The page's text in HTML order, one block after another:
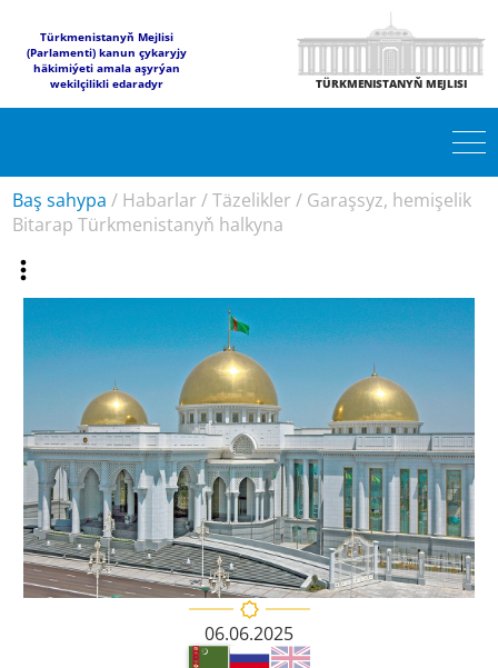
Türkmenistanyň Mejlisi
(Parlamenti) kanun çykaryjy
häkimiýeti amala aşyrýan
wekilçilikli edaradyr
TÜRKMENISTANYŇ MEJLISI
Baş sahypa / Habarlar /Täzelikler / Garaşsyz, hemişelik
Bitarap Türkmenistanyň halkyna
06.06.2025